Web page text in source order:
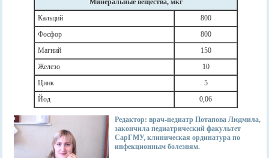
Минеральные вещества, мкг
Кальций
800
Фосфор
800
Магний
150
Железо
10
Цинк
5
Йод
0,06
Редактор: врач-педиатр Потапова Людмила,
закончила педиатрический факультет
СарГМУ, клиническая ординатура по
инфекционным болезням.